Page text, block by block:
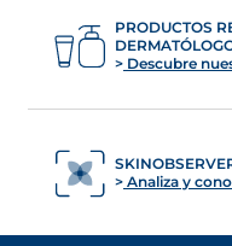
PRODUCTOS
Descubre
Analiza y